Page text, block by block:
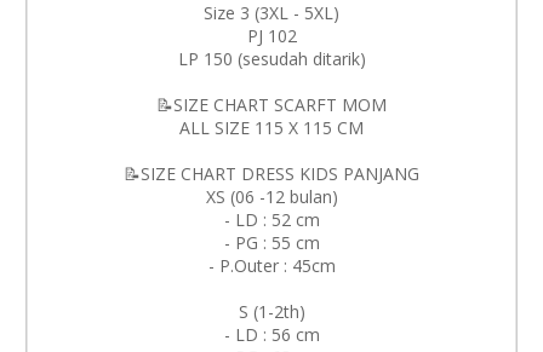
Size 3 (3XL - 5XL)
PJ 102
LP 150 (sesudah ditarik)
📝SIZE CHART SCARFT MOM
ALL SIZE 115 X 115 CM
📝SIZE CHART DRESS KIDS PANJANG
XS (06 -12 bulan)
- LD : 52 cm
- PG : 55 cm
- P.Outer : 45cm
S (1-2th)
- LD : 56 cm